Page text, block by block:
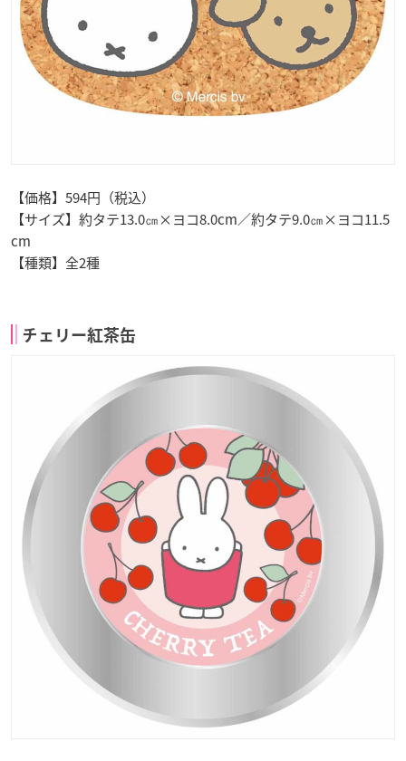
【価格】594円（税込）
【サイズ】約タテ13.0㎝×ヨコ8.0cm／約タテ9.0㎝×ヨコ11.5
cm
【種類】全2種
チェリー紅茶缶